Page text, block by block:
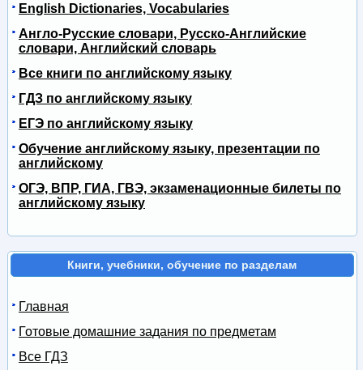
English Dictionaries, Vocabularies
Англо-Русские словари, Русско-Английские
словари, Английский словарь
Все книги по английскому языку
ГДЗ по английскому языку
ЕГЭ по английскому языку
Обучение английскому языку, презентации по
английскому
ОГЭ, ВПР, ГИА, ГВЭ, экзаменационные билеты по
английскому языку
Книги, учебники, обучение по разделам
Главная
Готовые домашние задания по предметам
Все ГДЗ